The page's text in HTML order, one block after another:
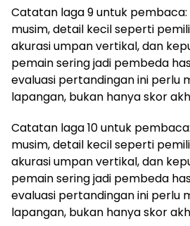
Catatan laga 9 untuk
musim, detail kecil seperti
akurasi umpan vertikal, dan
pemain sering jadi pembeda
evaluasi pertandingan ini perlu
lapangan, bukan hanya skor
Catatan laga 10 untuk
musim, detail kecil seperti
akurasi umpan vertikal, dan
pemain sering jadi pembeda
evaluasi pertandingan ini perlu
lapangan, bukan hanya skor